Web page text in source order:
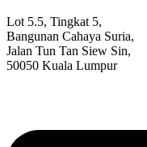
Lot 5.5, Tingkat 5,
Bangunan Cahaya Suria,
Jalan Tun Tan Siew Sin,
50050 Kuala Lumpur